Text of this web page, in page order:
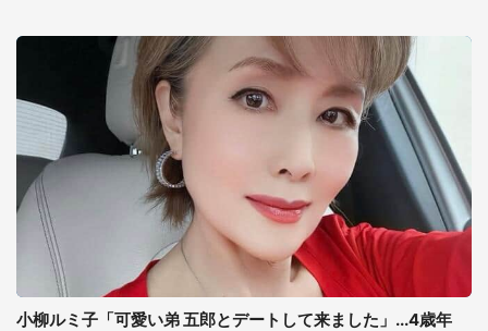
小柳ルミ子「可愛い弟 五郎とデートして来ました」...4歳年